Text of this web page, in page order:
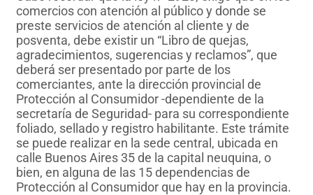
comercios con atención al público y donde se
preste servicios de atención al cliente y de
posventa, debe existir un “Libro de quejas,
agradecimientos, sugerencias y reclamos”, que
deberá ser presentado por parte de los
comerciantes, ante la dirección provincial de
Protección al Consumidor -dependiente de la
secretaría de Seguridad- para su correspondiente
foliado, sellado y registro habilitante. Este trámite
se puede realizar en la sede central, ubicada en
calle Buenos Aires 35 de la capital neuquina, o
bien, en alguna de las 15 dependencias de
Protección al Consumidor que hay en la provincia.